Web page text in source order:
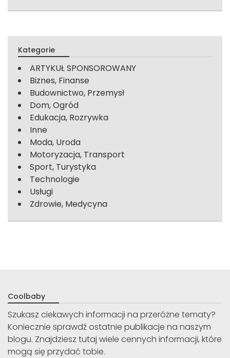
Kategorie
ARTYKUŁ SPONSOROWANY
Biznes, Finanse
Budownictwo, Przemysł
Dom, Ogród
Edukacja, Rozrywka
Inne
Moda, Uroda
Motoryzacja, Transport
Sport, Turystyka
Technologie
Usługi
Zdrowie, Medycyna
Coolbaby
Szukasz ciekawych informacji na przeróżne tematy?
Koniecznie sprawdź ostatnie publikacje na naszym
blogu. Znajdziesz tutaj wiele cennych informacji, które
mogą się przydać tobie.